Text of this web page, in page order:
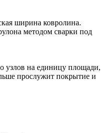
ширина ковролина.
методом сварки под
узлов на единицу площади,
прослужит покрытие и